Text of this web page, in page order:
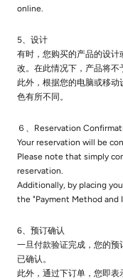
online.
5、设计
有时，您购买的产品的设
改。在此情况下，产品将不
此外，根据您的电脑或移
色有所不同。
６、Reservation
Your reservation will be
Please note that simply
reservation.
Additionally, by placing
the "Payment Method and
6、预订确认
一旦付款验证完成，您的
已确认。
此外，通过下订单，您即表